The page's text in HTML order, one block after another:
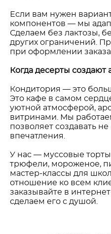
Если вам нужен
компонентов — мы
Сделаем без лактозы,
других ограничений.
при оформлении заказа.
Когда десерты создают
Кондитория — это
Это кафе в самом
уютной атмосферой,
витринами. Мы
позволяет создавать
впечатления.
У нас — муссовые
трюфели, мороженое,
мастер-классы для
отношение ко всем
заказывайте в
сделаем его с душой.